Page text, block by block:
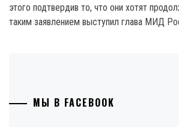
этого подтвердив то, что они хотят
таким заявлением выступил глава МИД
МЫ В FACEBOOK